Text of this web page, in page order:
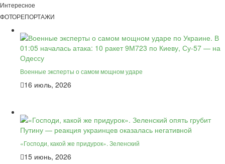
Интересное
ФОТОРЕПОРТАЖИ
Военные эксперты о самом мощном ударе
16 июль, 2026
«Господи, какой же придурок». Зеленский
15 июнь, 2026